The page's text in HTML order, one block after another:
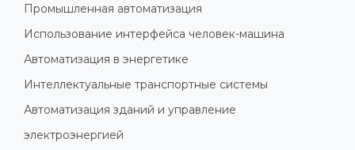
Промышленная автоматизация
Использование интерфейса человек-машина
Автоматизация в энергетике
Интеллектуальные транспортные системы
Автоматизация зданий и управление
электроэнергией